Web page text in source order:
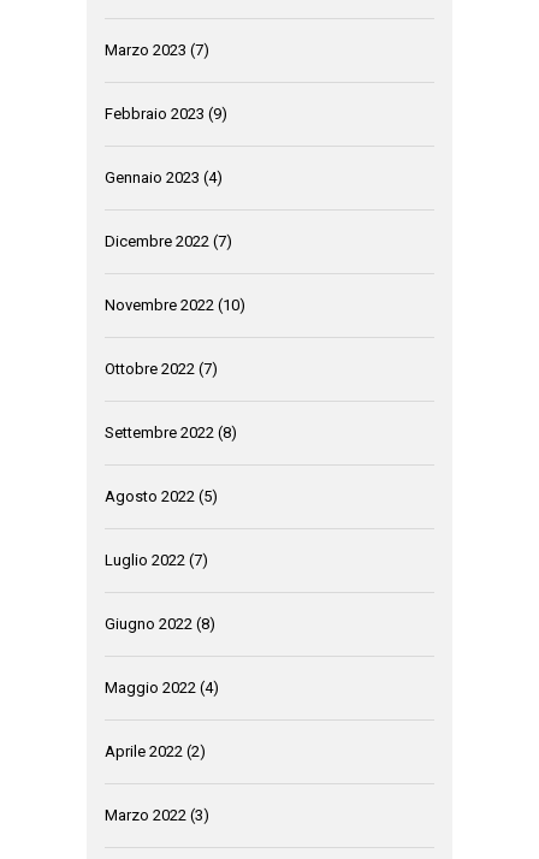
Marzo 2023 (7)
Febbraio 2023 (9)
Gennaio 2023 (4)
Dicembre 2022 (7)
Novembre 2022 (10)
Ottobre 2022 (7)
Settembre 2022 (8)
Agosto 2022 (5)
Luglio 2022 (7)
Giugno 2022 (8)
Maggio 2022 (4)
Aprile 2022 (2)
Marzo 2022 (3)